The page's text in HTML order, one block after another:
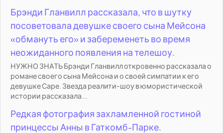
Брэнди Гланвилл рассказала, что в шутку
посоветовала девушке своего сына Мейсона
«обмануть его» и забеременеть во время
неожиданного появления на телешоу.
НУЖНО ЗНАТЬ Брэнди Гланвилл откровенно рассказала о
романе своего сына Мейсона и о своей симпатии к его
девушке Саре. Звезда реалити-шоу в юмористической
истории рассказала...
Редкая фотография захламленной гостиной
принцессы Анны в Гаткомб-Парке.